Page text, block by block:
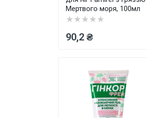
Мертвого моря, 100мл
★★★★★
90,2 ₴